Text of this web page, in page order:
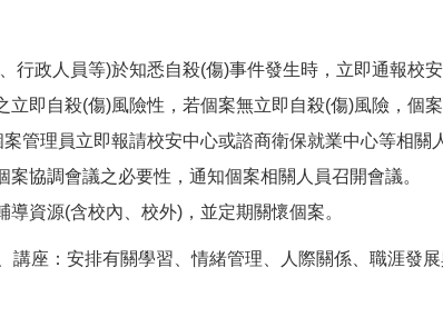
行政人員等)於知悉自殺(傷)事件發生時，立即通報校
立即自殺(傷)風險性，若個案無立即自殺(傷)風險，個
管理員立即報請校安中心或諮商衛保就業中心等相關
案協調會議之必要性，通知個案相關人員召開會議。
導資源(含校內、校外)，並定期關懷個案。
講座：安排有關學習、情緒管理、人際關係、職涯發